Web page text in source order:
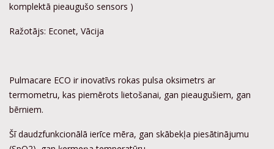
komplektā pieaugušo sensors )
Ražotājs: Econet, Vācija
Pulmacare ECO ir inovatīvs rokas pulsa oksimetrs ar
termometru, kas piemērots lietošanai, gan pieaugušiem, gan
bērniem.
Šī daudzfunkcionālā ierīce mēra, gan skābekļa piesātinājumu